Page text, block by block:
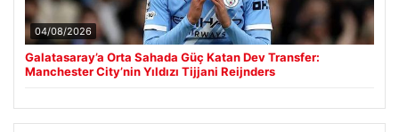
04/08/2026
Galatasaray’a Orta Sahada Güç Katan Dev Transfer:
Manchester City’nin Yıldızı Tijjani Reijnders